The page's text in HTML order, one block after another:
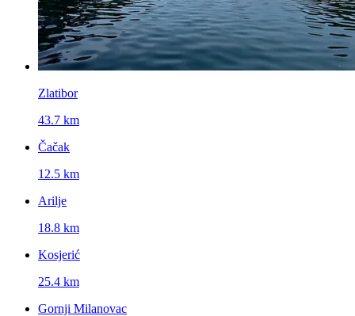
Zlatibor
43.7 km
Čačak
12.5 km
Arilje
18.8 km
Kosjerić
25.4 km
Gornji Milanovac